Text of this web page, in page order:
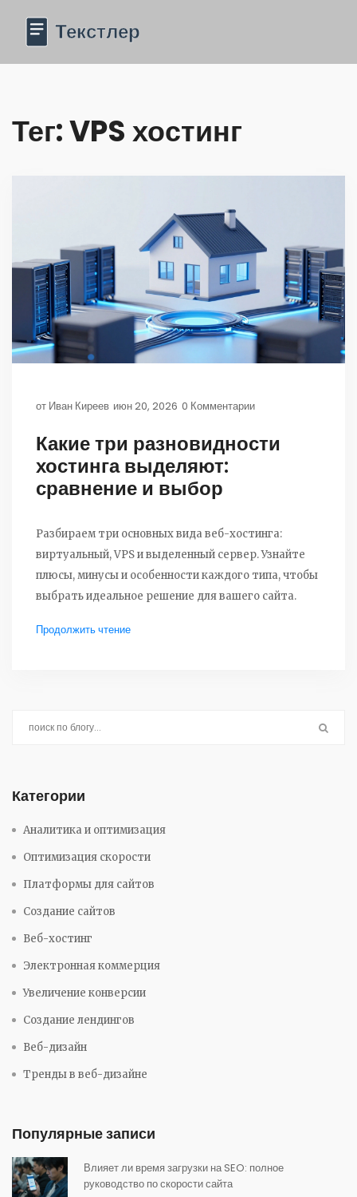
Тег: VPS хостинг
от Иван Киреев июн 20, 2026 0 Комментарии
Какие три разновидности
хостинга выделяют:
сравнение и выбор
Разбираем три основных вида веб-хостинга:
виртуальный, VPS и выделенный сервер. Узнайте
плюсы, минусы и особенности каждого типа, чтобы
выбрать идеальное решение для вашего сайта.
Продолжить чтение
Категории
Аналитика и оптимизация
Оптимизация скорости
Платформы для сайтов
Создание сайтов
Веб-хостинг
Электронная коммерция
Увеличение конверсии
Создание лендингов
Веб-дизайн
Тренды в веб-дизайне
Популярные записи
Влияет ли время загрузки на SEO: полное
руководство по скорости сайта